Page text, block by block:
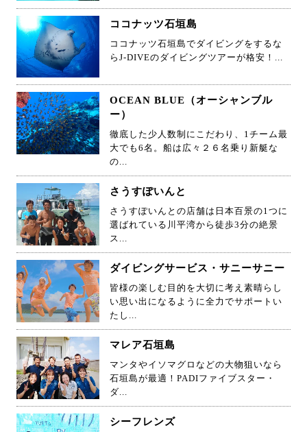
ココナッツ石垣島
ココナッツ石垣島でダイビングをするな
らJ-DIVEのダイビングツアーが格安！...
OCEAN BLUE（オーシャンブル
ー）
徹底した少人数制にこだわり、1チーム最
大でも6名。船は広々２６名乗り新艇な
の...
さうすぽいんと
さうすぽいんとの店舗は日本百景の1つに
選ばれている川平湾から徒歩3分の絶景
ス...
ダイビングサービス・サニーサニー
皆様の楽しむ目的を大切に考え素晴らし
い思い出になるように全力でサポートい
たし...
マレア石垣島
マンタやイソマグロなどの大物狙いなら
石垣島が最適！PADIファイブスター・
ダ...
シーフレンズ